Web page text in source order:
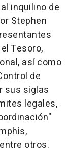
inquilino de
Stephen
Tesoro,
así como
de
sus siglas
legales,
otros.